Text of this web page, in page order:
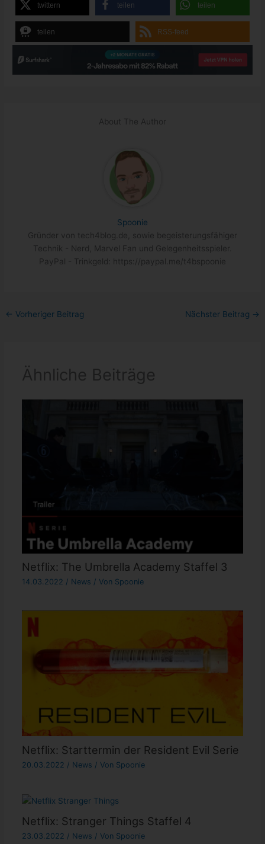
twittern teilen teilen
teilen RSS-feed
About The Author
Spoonie
Gründer von tech4blog.de, sowie begeisterungsfähiger
Technik - Nerd, Marvel Fan und Gelegenheitsspieler.
PayPal - Trinkgeld: https://paypal.me/t4bspoonie
← Vorheriger Beitrag Nächster Beitrag →
Ähnliche Beiträge
Netflix: The Umbrella Academy Staffel 3
14.03.2022 / News / Von Spoonie
Netflix: Starttermin der Resident Evil Serie
20.03.2022 / News / Von Spoonie
Netflix: Stranger Things Staffel 4
23.03.2022 / News / Von Spoonie